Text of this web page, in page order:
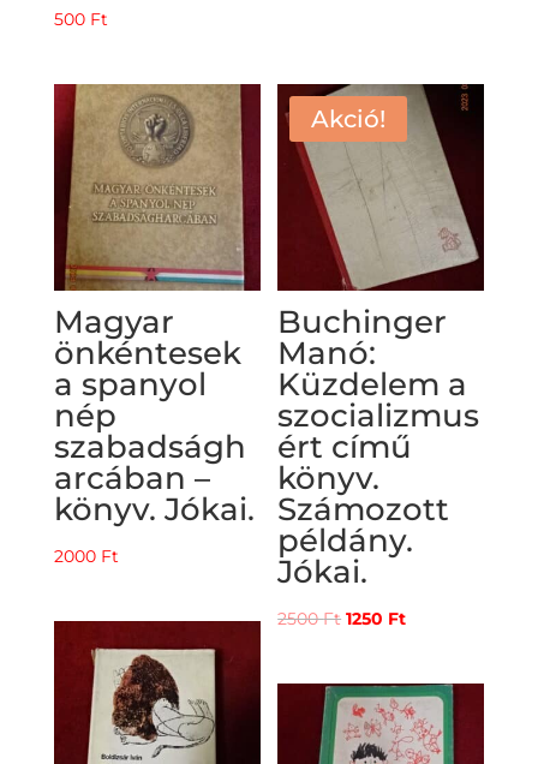
500 Ft
2000 Ft.1100 Ft.
Magyar
önkéntesek
a spanyol
nép
szabadságh
arcában –
könyv. Jókai.
2000 Ft
Akció!
Buchinger
Manó:
Küzdelem a
szocializmus
ért című
könyv.
Számozott
példány.
Jókai.
2500Ft Original
was:
2500 Ft.
1250 FtCurrent
is:
1250 Ft.